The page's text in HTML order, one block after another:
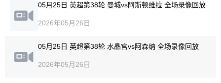
05月25日 英超第38轮 曼城vs阿斯顿维拉 全场录像回放
2026年05月26日
05月25日 英超第38轮 水晶宫vs阿森纳 全场录像回放
2026年05月26日